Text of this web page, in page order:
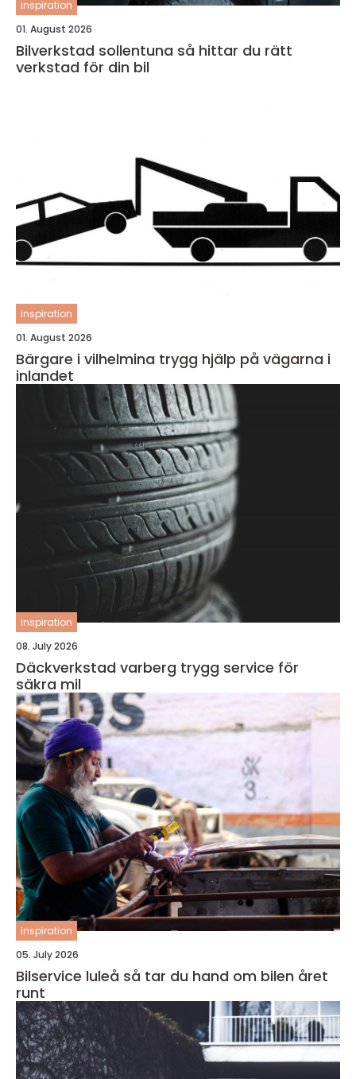
inspiration
01. August 2026
Bilverkstad sollentuna så hittar du rätt
verkstad för din bil
inspiration
01. August 2026
Bärgare i vilhelmina trygg hjälp på vägarna i
inlandet
inspiration
08. July 2026
Däckverkstad varberg trygg service för
säkra mil
inspiration
05. July 2026
Bilservice luleå så tar du hand om bilen året
runt